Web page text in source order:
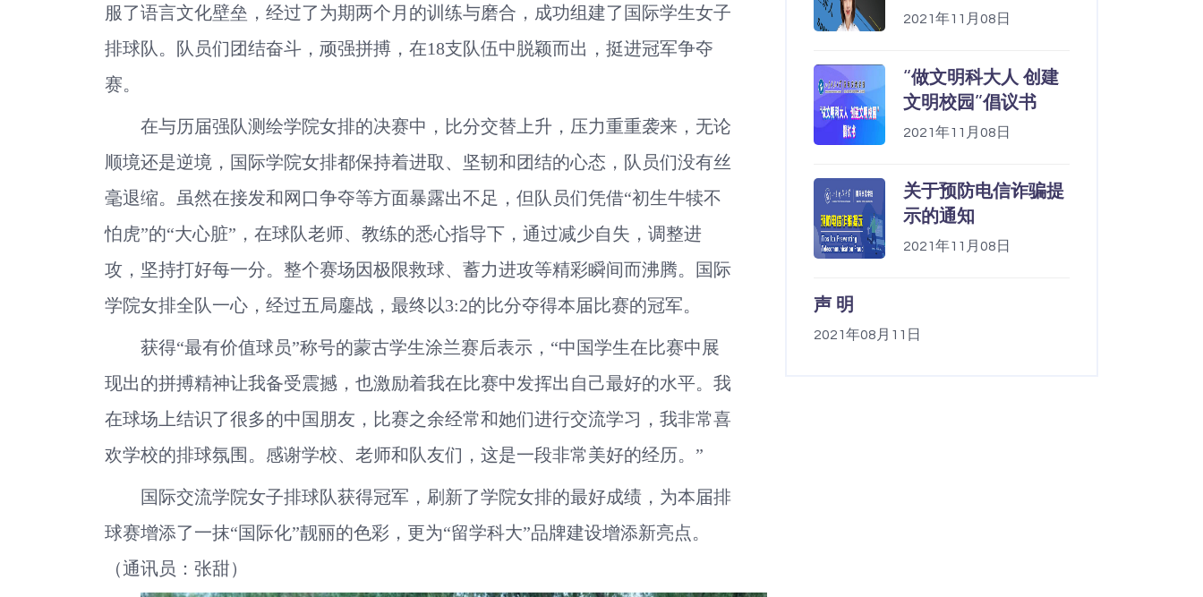
服了语言文化壁垒，经过了为期两个月的训练与磨合，成功组建了国际学生女子
排球队。队员们团结奋斗，顽强拼搏，在18支队伍中脱颖而出，挺进冠军争夺
赛。
在与历届强队测绘学院女排的决赛中，比分交替上升，压力重重袭来，无论
顺境还是逆境，国际学院女排都保持着进取、坚韧和团结的心态，队员们没有丝
毫退缩。虽然在接发和网口争夺等方面暴露出不足，但队员们凭借“初生牛犊不
怕虎”的“大心脏”，在球队老师、教练的悉心指导下，通过减少自失，调整进
攻，坚持打好每一分。整个赛场因极限救球、蓄力进攻等精彩瞬间而沸腾。国际
学院女排全队一心，经过五局鏖战，最终以3:2的比分夺得本届比赛的冠军。
获得“最有价值球员”称号的蒙古学生涂兰赛后表示，“中国学生在比赛中展
现出的拼搏精神让我备受震撼，也激励着我在比赛中发挥出自己最好的水平。我
在球场上结识了很多的中国朋友，比赛之余经常和她们进行交流学习，我非常喜
欢学校的排球氛围。感谢学校、老师和队友们，这是一段非常美好的经历。”
国际交流学院女子排球队获得冠军，刷新了学院女排的最好成绩，为本届排
球赛增添了一抹“国际化”靓丽的色彩，更为“留学科大”品牌建设增添新亮点。
（通讯员：张甜）
2021年11月08日
“做文明科大人 创建
文明校园”倡议书
2021年11月08日
关于预防电信诈骗提
示的通知
2021年11月08日
声 明
2021年08月11日